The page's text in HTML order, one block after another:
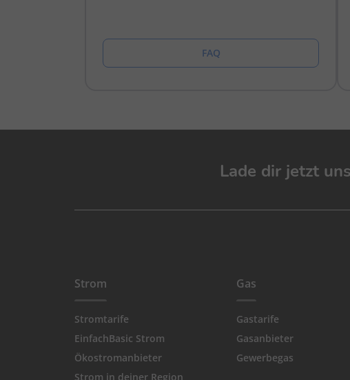
FAQ
Lade dir jetzt
Strom
Stromtarife
EinfachBasic Strom
Ökostromanbieter
Strom in deiner Region
Gas
Gastarife
Gasanbieter
Gewerbegas